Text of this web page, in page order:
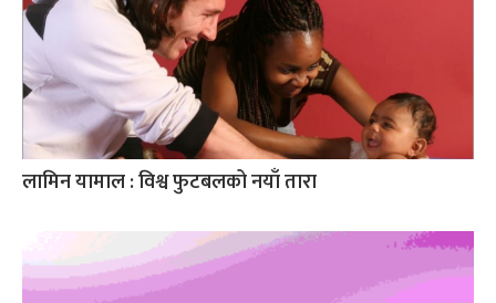
लामिन यामाल : विश्व फुटबलको नयाँ तारा